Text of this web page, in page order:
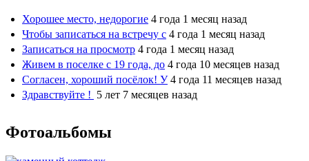
Хорошее место, недорогие 4 года 1 месяц назад
Чтобы записаться на встречу с 4 года 1 месяц назад
Записаться на просмотр 4 года 1 месяц назад
Живем в поселке с 19 года, до 4 года 10 месяцев назад
Согласен, хороший посёлок! У 4 года 11 месяцев назад
Здравствуйте ! 5 лет 7 месяцев назад
Фотоальбомы